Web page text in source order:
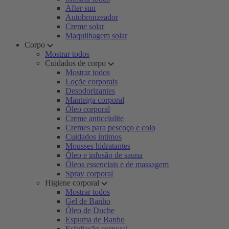
After sun
Autobronzeador
Creme solar
Maquilhagem solar
Corpo
Mostrar todos
Cuidados de corpo
Mostrar todos
Loçõe corporais
Desodorizantes
Manteiga corporal
Óleo corporal
Creme anticelulite
Cremes para pescoço e colo
Cuidados íntimos
Mousses hidratantes
Óleo e infusão de sauna
Óleos essenciais e de massagem
Spray corporal
Higiene corporal
Mostrar todos
Gel de Banho
Óleo de Duche
Espuma de Banho